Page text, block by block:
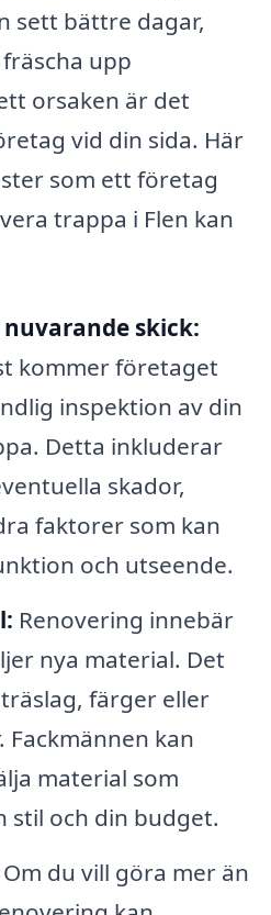
sett bättre dagar,
upp
orsaken är det
vid din sida. Här
som ett företag
trappa i Flen kan
skick:
kommer företaget
inspektion av din
Detta inkluderar
skador,
faktorer som kan
och utseende.
Renovering innebär
nya material. Det
färger eller
kan
material som
stil och din budget.
Om du vill göra mer än